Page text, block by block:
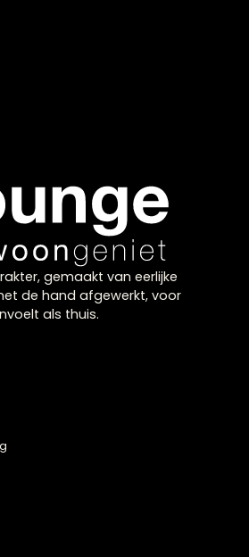
gemaakt van eerlijke
de hand afgewerkt, voor
als thuis.